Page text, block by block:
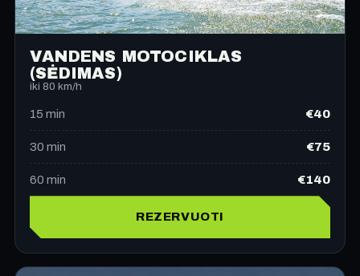
VANDENS MOTOCIKLAS
(SĖDIMAS)
iki 80 km/h
15 min €40
30 min €75
60 min €140
REZERVUOTI